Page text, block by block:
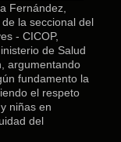
Fernández,
la seccional del
- CICOP,
de Salud
argumentando
fundamento la
el respeto
niñas en
del